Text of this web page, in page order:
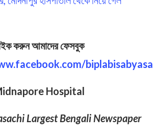
করুন আমাদের ফেসবুক
Hospital
Largest Bengali Newspaper